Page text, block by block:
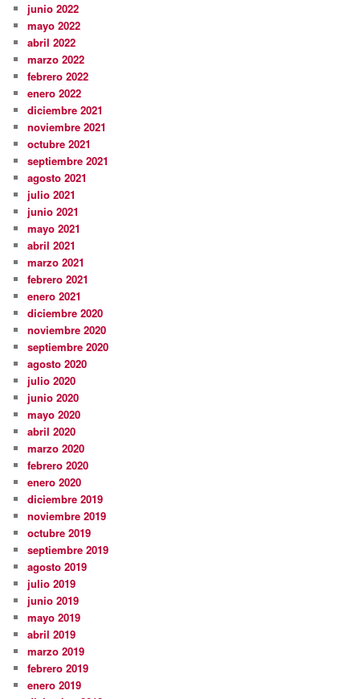
junio 2022
mayo 2022
abril 2022
marzo 2022
febrero 2022
enero 2022
diciembre 2021
noviembre 2021
octubre 2021
septiembre 2021
agosto 2021
julio 2021
junio 2021
mayo 2021
abril 2021
marzo 2021
febrero 2021
enero 2021
diciembre 2020
noviembre 2020
septiembre 2020
agosto 2020
julio 2020
junio 2020
mayo 2020
abril 2020
marzo 2020
febrero 2020
enero 2020
diciembre 2019
noviembre 2019
octubre 2019
septiembre 2019
agosto 2019
julio 2019
junio 2019
mayo 2019
abril 2019
marzo 2019
febrero 2019
enero 2019